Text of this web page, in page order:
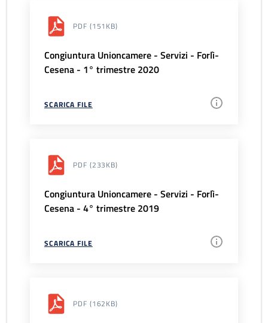
PDF (151KB)
Congiuntura Unioncamere - Servizi - Forlì-
Cesena - 1° trimestre 2020
SCARICA FILE
PDF (233KB)
Congiuntura Unioncamere - Servizi - Forlì-
Cesena - 4° trimestre 2019
SCARICA FILE
PDF (162KB)